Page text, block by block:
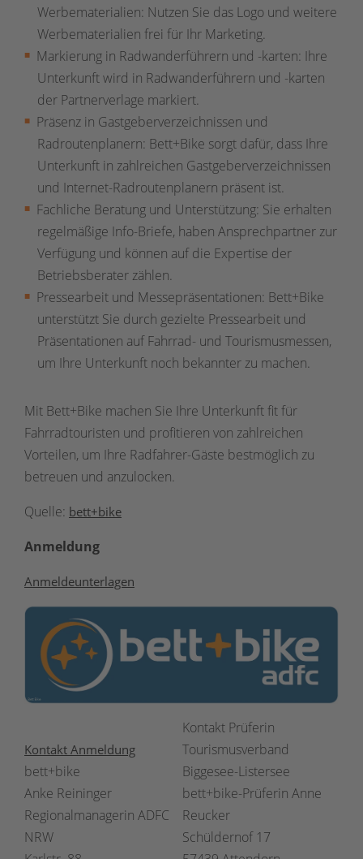
Werbematerialien: Nutzen Sie das Logo und weitere
Werbematerialien frei für Ihr Marketing.
Markierung in Radwanderführern und -karten: Ihre
Unterkunft wird in Radwanderführern und -karten
der Partnerverlage markiert.
Präsenz in Gastgeberverzeichnissen und
Radroutenplanern: Bett+Bike sorgt dafür, dass Ihre
Unterkunft in zahlreichen Gastgeberverzeichnissen
und Internet-Radroutenplanern präsent ist.
Fachliche Beratung und Unterstützung: Sie erhalten
regelmäßige Info-Briefe, haben Ansprechpartner zur
Verfügung und können auf die Expertise der
Betriebsberater zählen.
Pressearbeit und Messepräsentationen: Bett+Bike
unterstützt Sie durch gezielte Pressearbeit und
Präsentationen auf Fahrrad- und Tourismusmessen,
um Ihre Unterkunft noch bekannter zu machen.
Mit Bett+Bike machen Sie Ihre Unterkunft fit für
Fahrradtouristen und profitieren von zahlreichen
Vorteilen, um Ihre Radfahrer-Gäste bestmöglich zu
betreuen und anzulocken.
Quelle: bett+bike
Anmeldung
Anmeldeunterlagen
Kontakt Anmeldung
bett+bike
Anke Reininger
Regionalmanagerin ADFC
NRW
Kontakt Prüferin
Tourismusverband
Biggesee-Listersee
bett+bike-Prüferin Anne
Reucker
Schüldernof 17